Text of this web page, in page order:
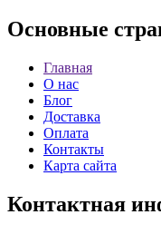
Основные
Главная
О нас
Блог
Доставка
Оплата
Контакты
Карта сайта
Контактная